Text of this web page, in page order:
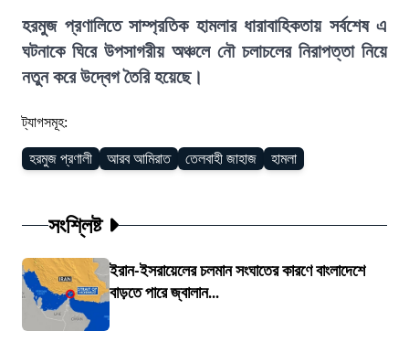
হরমুজ প্রণালিতে সাম্প্রতিক হামলার ধারাবাহিকতায় সর্বশেষ এ
ঘটনাকে ঘিরে উপসাগরীয় অঞ্চলে নৌ চলাচলের নিরাপত্তা নিয়ে
নতুন করে উদ্বেগ তৈরি হয়েছে।
ট্যাগসমূহ:
হরমুজ প্রণালী আরব আমিরাত তেলবাহী জাহাজ হামলা
সংশ্লিষ্ট
ইরান-ইসরায়েলের চলমান সংঘাতের কারণে বাংলাদেশে
বাড়তে পারে জ্বালান...